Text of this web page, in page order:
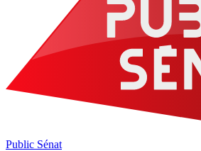
Public Sénat